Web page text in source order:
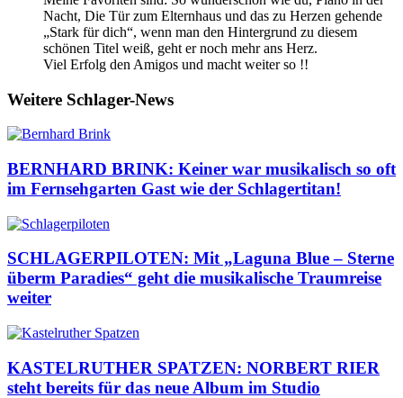
Nacht, Die Tür zum Elternhaus und das zu Herzen gehende
„Stark für dich“, wenn man den Hintergrund zu diesem
schönen Titel weiß, geht er noch mehr ans Herz.
Viel Erfolg den Amigos und macht weiter so !!
Weitere Schlager-News
BERNHARD BRINK: Keiner war musikalisch so oft
im Fernsehgarten Gast wie der Schlagertitan!
SCHLAGERPILOTEN: Mit „Laguna Blue – Sterne
überm Paradies“ geht die musikalische Traumreise
weiter
KASTELRUTHER SPATZEN: NORBERT RIER
steht bereits für das neue Album im Studio